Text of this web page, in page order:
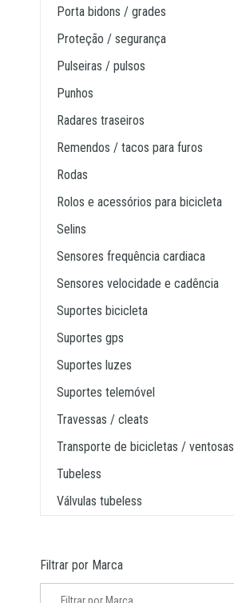
porta bidons / grades
proteção / segurança
pulseiras / pulsos
punhos
radares traseiros
remendos / tacos para furos
rodas
rolos e acessórios para bicicleta
selins
sensores frequência cardiaca
sensores velocidade e cadência
suportes bicicleta
suportes gps
suportes luzes
suportes telemóvel
travessas / cleats
transporte de bicicletas / ventosas
tubeless
válvulas tubeless
Filtrar por Marca